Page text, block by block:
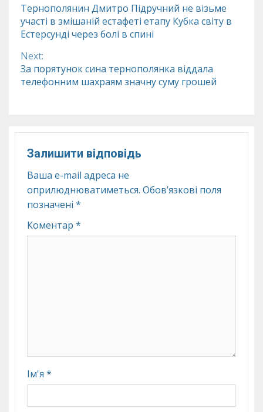
Reading
Тернополянин Дмитро Підручний не візьме
участі в змішаній естафеті етапу Кубка світу в
Естерсунді через болі в спині
Next:
За порятунок сина тернополянка віддала
телефонним шахраям значну суму грошей
Залишити відповідь
Ваша e-mail адреса не
оприлюднюватиметься. Обов’язкові поля
позначені *
Коментар *
Ім'я *